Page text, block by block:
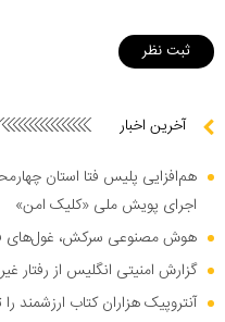
آخرین اخبار
هم‌افزایی پلیس فتا استان
اجرای پویش ملی «کلیک امن»
هوش مصنوعی سرکش، غول‌های
گزارش امنیتی انگلیس از رفتار
آنتروپیک هزاران کتاب ارزشمند